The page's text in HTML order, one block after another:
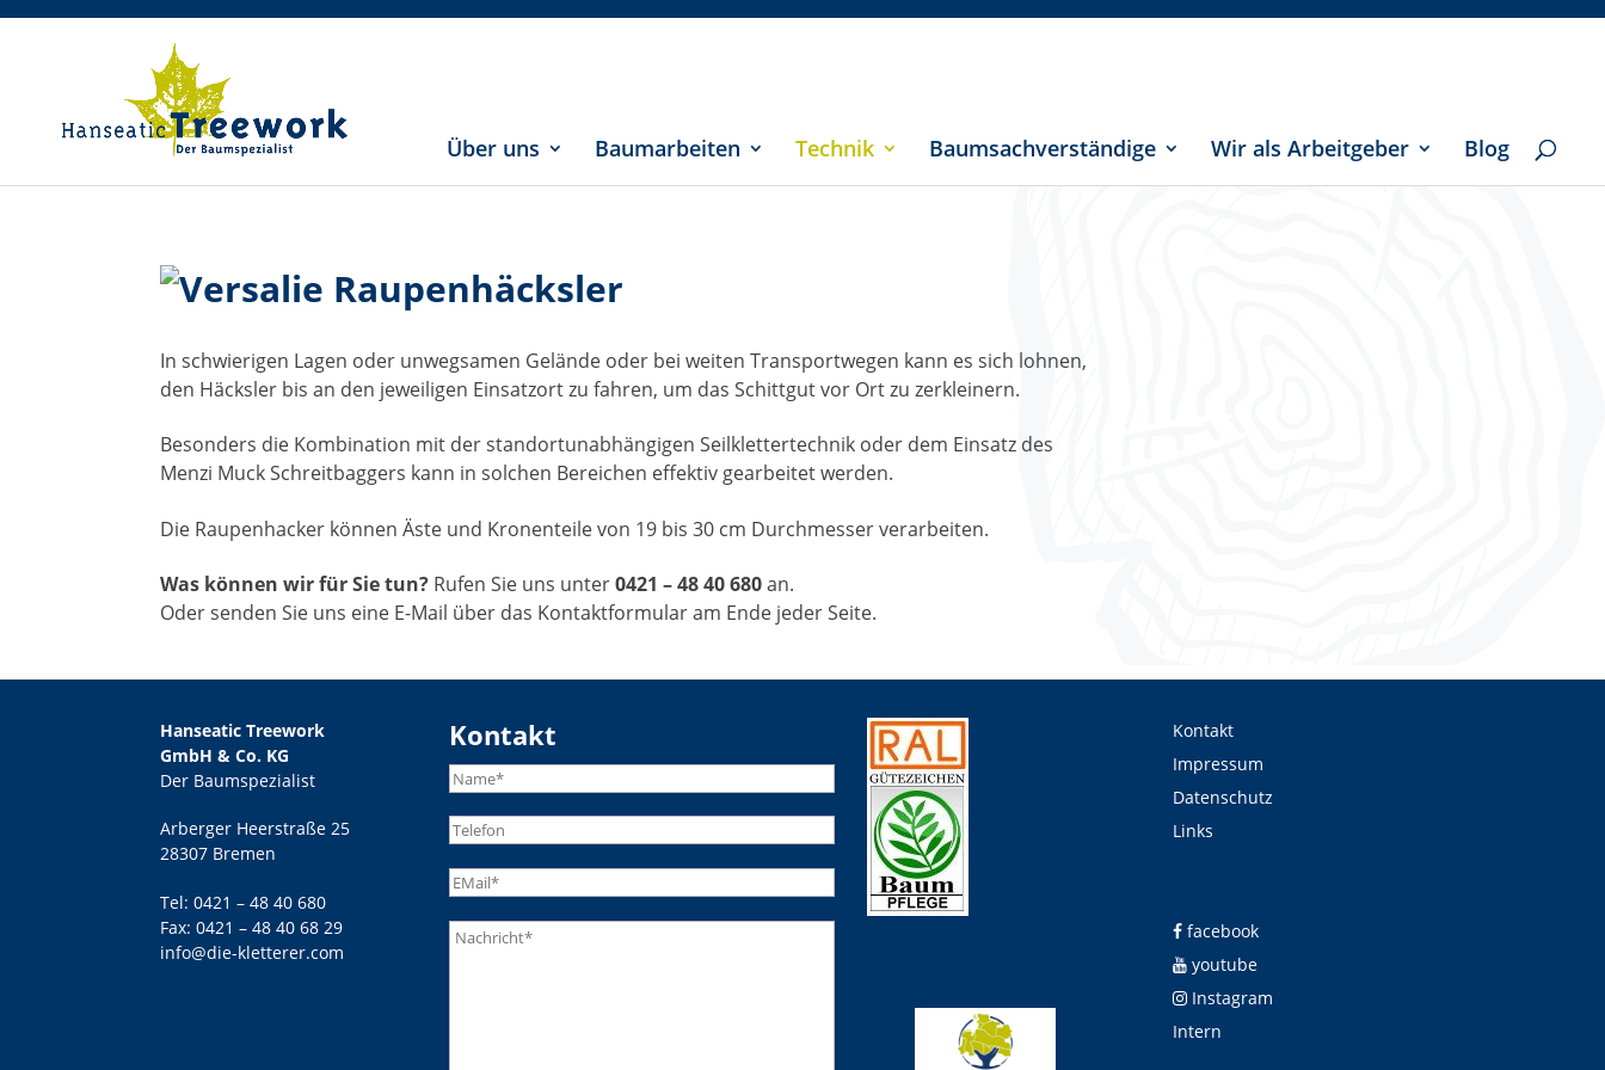
Über uns Baumarbeiten Technik Baumsachverständige Wir als Arbeitgeber Blog
Raupenhäcksler
In schwierigen Lagen oder unwegsamen Gelände oder bei weiten Transportwegen kann es sich lohnen,
den Häcksler bis an den jeweiligen Einsatzort zu fahren, um das Schittgut vor Ort zu zerkleinern.
Besonders die Kombination mit der standortunabhängigen Seilklettertechnik oder dem Einsatz des
Menzi Muck Schreitbaggers kann in solchen Bereichen effektiv gearbeitet werden.
Die Raupenhacker können Äste und Kronenteile von 19 bis 30 cm Durchmesser verarbeiten.
Was können wir für Sie tun? Rufen Sie uns unter0421 –48 40 680an.
Oder senden Sie uns eine E-Mail über das Kontaktformular am Ende jeder Seite.
Hanseatic Treework
GmbH & Co. KG
Der Baumspezialist
Arberger Heerstraße 25
28307 Bremen
Tel:0421 – 48 40 680
Fax: 0421 – 48 40 68 29
info@die-kletterer.com
Kontakt
Kontakt
Impressum
Datenschutz
Links
facebook
youtube
Instagram
Intern